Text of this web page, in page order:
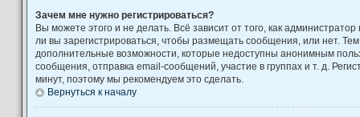
Зачем мне нужно регистрироваться?
Вы можете этого и не делать. Всё зависит от того, как
ли вы зарегистрироваться, чтобы размещать сообщения, или нет.
дополнительные возможности, которые недоступны анонимным
сообщения, отправка email-сообщений, участие в группах и т. д.
минут, поэтому мы рекомендуем это сделать.
Вернуться к началу